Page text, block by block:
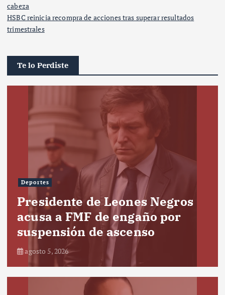
cabeza
HSBC reinicia recompra de acciones tras superar resultados
trimestrales
Te lo Perdiste
Deportes
Presidente de Leones Negros
acusa a FMF de engaño por
suspensión de ascenso
agosto 5, 2026